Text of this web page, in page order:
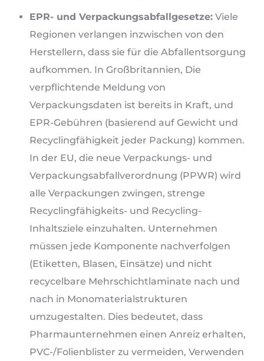
EPR- und Verpackungsabfallgesetze: Viele
Regionen verlangen inzwischen von den
Herstellern, dass sie für die Abfallentsorgung
aufkommen. In Großbritannien, Die
verpflichtende Meldung von
Verpackungsdaten ist bereits in Kraft, und
EPR-Gebühren (basierend auf Gewicht und
Recyclingfähigkeit jeder Packung) kommen.
In der EU, die neue Verpackungs- und
Verpackungsabfallverordnung (PPWR) wird
alle Verpackungen zwingen, strenge
Recyclingfähigkeits- und Recycling-
Inhaltsziele einzuhalten. Unternehmen
müssen jede Komponente nachverfolgen
(Etiketten, Blasen, Einsätze) und nicht
recycelbare Mehrschichtlaminate nach und
nach in Monomaterialstrukturen
umzugestalten. Dies bedeutet, dass
Pharmaunternehmen einen Anreiz erhalten,
PVC-/Folienblister zu vermeiden, Verwenden